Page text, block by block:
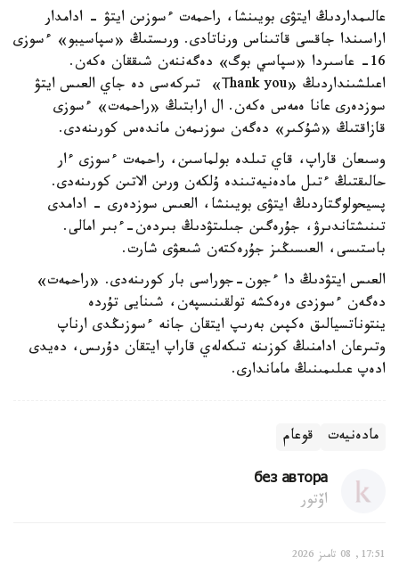
عالىمداردىڭ ايتۋى بويىنشا، راحمەت ءسوزىن ايتۋ - ادامدار
اراسىندا جاقسى قاتىناس ورناتادى. ورىستىڭ «سپاسيبو» ءسوزى
16- عاسىردا «سپاسي بوگ» دەگەننەن شىققان ەكەن.
اعىلشىنداردىڭ «Тhank you» تىركەسى دە جاي العىس ايتۋ
سوزدەرى عانا ەمەس ەكەن. ال ارابتىڭ «راحمەت» ءسوزى
قازاقتىڭ «شۇكىر» دەگەن سوزىمەن ماندەس كورىنەدى.
وسىعان قاراپ، قاي تىلدە بولماسىن، راحمەت ءسوزى ءار
حالىقتىڭ ءتىل مادەنيەتىندە ۇلكەن ورىن الاتىن كورىنەدى.
پسيحولوگتاردىڭ ايتۋى بويىنشا، العىس سوزدەرى - ادامدى
تىنىشتاندىرۋ، جۇرەگىن جىلىتۋدىڭ بىردەن-ءبىر امالى.
باستىسى، العىسىڭىز جۇرەكتەن شىعۋى شارت.
العىس ايتۋدىڭ دا ءجون-جوراسى بار كورىنەدى. «راحمەت»
دەگەن ءسوزدى ەرەكشە تولقىنىسپەن، شىنايى تۇردە
ينتوناتسيالىق ەكپىن بەرىپ ايتقان جانە ءسوزىڭدى ارناپ
وتىرعان ادامنىڭ كوزىنە تىكەلەي قاراپ ايتقان دۇرىس، دەيدى
ادەپ عىلىمىنىڭ ماماندارى.
مادەنيەت قوعام
без автора
اۆتور
17:51, 08 تامىز 2026